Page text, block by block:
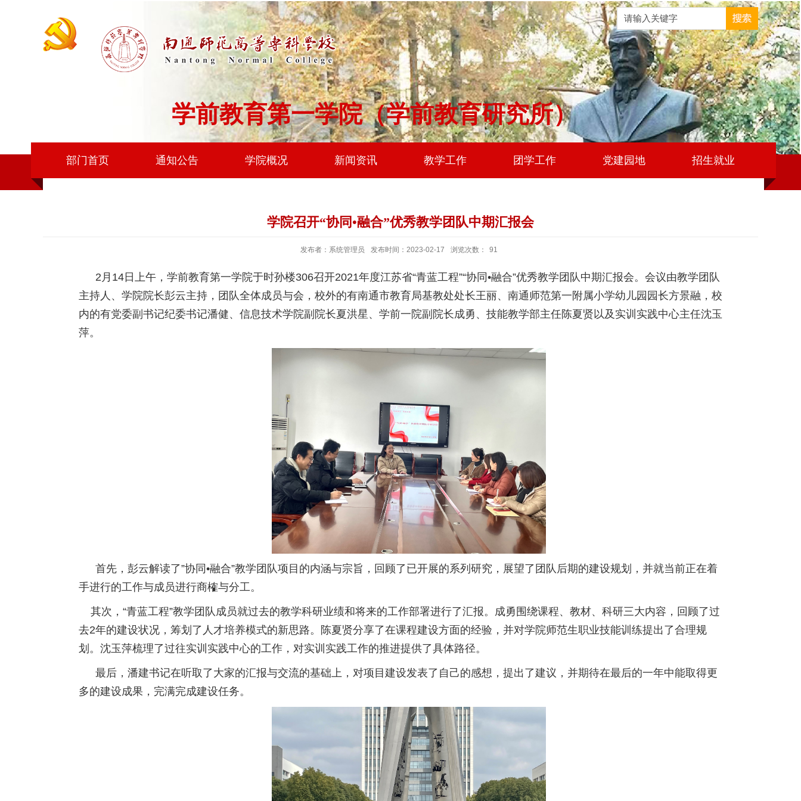
学前教育第一学院（学前教育研究所）
部门首页 通知公告 学院概况 新闻资讯 教学工作 团学工作 党建园地 招生就业
学院召开“协同•融合”优秀教学团队中期汇报会
发布者：系统管理员 发布时间：2023-02-17 浏览次数： 91
2月14日上午，学前教育第一学院于时孙楼306召开2021年度江苏省“青蓝工程”“协同•融合”优秀教学团队中期汇报会。会议由教学团队
主持人、学院院长彭云主持，团队全体成员与会，校外的有南通市教育局基教处处长王丽、南通师范第一附属小学幼儿园园长方景融，校
内的有党委副书记纪委书记潘健、信息技术学院副院长夏洪星、学前一院副院长成勇、技能教学部主任陈夏贤以及实训实践中心主任沈玉
萍。
首先，彭云解读了”协同•融合”教学团队项目的内涵与宗旨，回顾了已开展的系列研究，展望了团队后期的建设规划，并就当前正在着
手进行的工作与成员进行商榷与分工。
其次，“青蓝工程”教学团队成员就过去的教学科研业绩和将来的工作部署进行了汇报。成勇围绕课程、教材、科研三大内容，回顾了过
去2年的建设状况，筹划了人才培养模式的新思路。陈夏贤分享了在课程建设方面的经验，并对学院师范生职业技能训练提出了合理规
划。沈玉萍梳理了过往实训实践中心的工作，对实训实践工作的推进提供了具体路径。
最后，潘建书记在听取了大家的汇报与交流的基础上，对项目建设发表了自己的感想，提出了建议，并期待在最后的一年中能取得更
多的建设成果，完满完成建设任务。